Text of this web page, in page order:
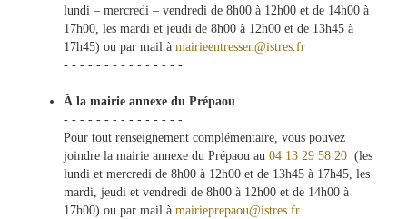
lundi – mercredi – vendredi de 8h00 à 12h00 et de 14h00 à
17h00, les mardi et jeudi de 8h00 à 12h00 et de 13h45 à
17h45) ou par mail à mairieentressen@istres.fr
- - - - - - - - - - - - - - -
À la mairie annexe du Prépaou
- - - - - - - - - - - - - - -
Pour tout renseignement complémentaire, vous pouvez
joindre la mairie annexe du Prépaou au 04 13 29 58 20 (les
lundi et mercredi de 8h00 à 12h00 et de 13h45 à 17h45, les
mardi, jeudi et vendredi de 8h00 à 12h00 et de 14h00 à
17h00) ou par mail à mairieprepaou@istres.fr